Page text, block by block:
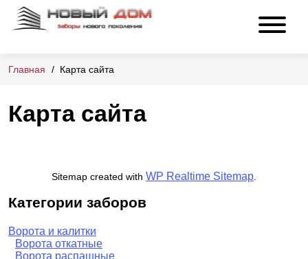
Главная Карта сайта
Карта сайта
Sitemap created with WP Realtime Sitemap
Категории заборов
Ворота и калитки
Ворота откатные
Ворота распашные